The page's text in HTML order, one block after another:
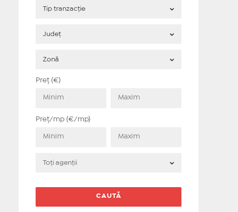
Preț (€)
Preț/mp (€/mp)